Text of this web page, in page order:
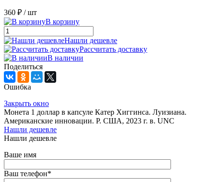
360 ₽ / шт
В корзину
Нашли дешевле
Рассчитать доставку
В наличии
Поделиться
Ошибка
Закрыть окно
Монета 1 доллар в капсуле Катер Хиггинса. Луизиана.
Американские инновации. P. США, 2023 г. в. UNC
Нашли дешевле
Нашли дешевле
Ваше имя
Ваш телефон*